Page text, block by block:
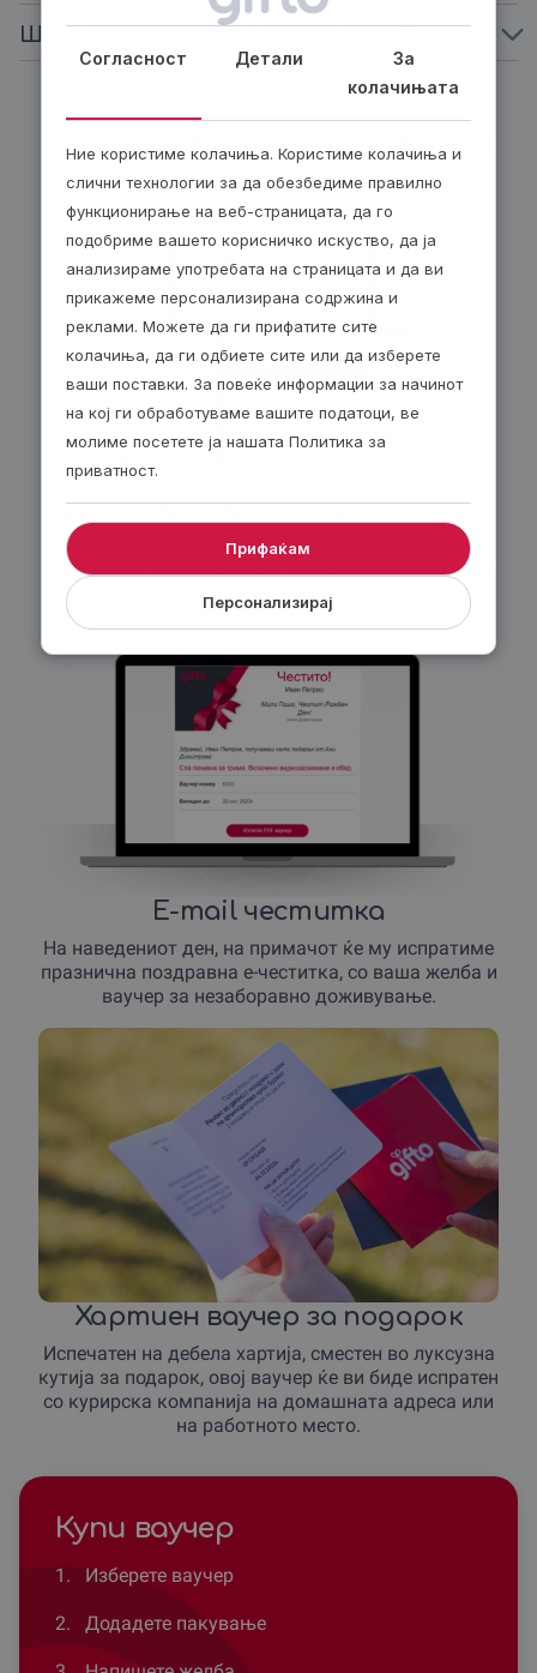
Што ако времето е многу лошо?
Биди модерен, подари ваучер
По е-пошта – 24/7!
Изберете електронски ваучер и ќе го добиете
веднаш по завршувањето на нарачката. Добијте
E-mail честитка
На наведениот ден, на примачот ќе му испратиме
празнична поздравна е-честитка, со ваша желба и
ваучер за незаборавно доживување.
Хартиен ваучер за подарок
Испечатен на дебела хартија, сместен во луксузна
кутија за подарок, овој ваучер ќе ви биде испратен
со курирска компанија на домашната адреса или
на работното место.
Купи ваучер
1. Изберете ваучер
2. Додадете пакување
Согласност Детали
За
колачињата
Ние користиме колачиња. Користиме колачиња и
слични технологии за да обезбедиме правилно
функционирање на веб-страницата, да го
подобриме вашето корисничко искуство, да ја
анализираме употребата на страницата и да ви
прикажеме персонализирана содржина и
реклами. Можете да ги прифатите сите
колачиња, да ги одбиете сите или да изберете
ваши поставки. За повеќе информации за начинот
на кој ги обработуваме вашите податоци, ве
молиме посетете ја нашата Политика за
приватност.
Персонализирај
Прифаќам